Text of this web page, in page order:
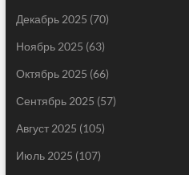
Декабрь 2025 (70)
Ноябрь 2025 (63)
Октябрь 2025 (66)
Сентябрь 2025 (57)
Август 2025 (105)
Июль 2025 (107)